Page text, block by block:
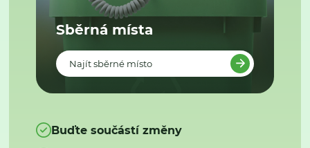
Sběrná místa
Najít sběrné místo
Buďte součástí změny